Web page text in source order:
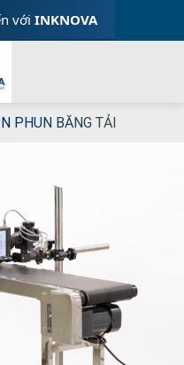
với INKNOVA
PHUN BĂNG TẢI